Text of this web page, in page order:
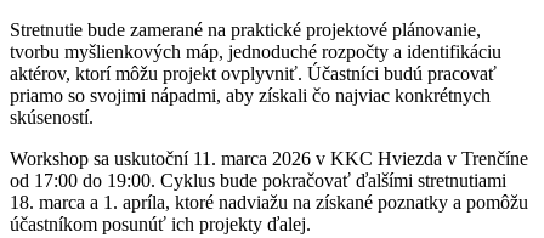
Stretnutie bude zamerané na praktické projektové plánovanie,
tvorbu myšlienkových máp, jednoduché rozpočty a identifikáciu
aktérov, ktorí môžu projekt ovplyvniť. Účastníci budú pracovať
priamo so svojimi nápadmi, aby získali čo najviac konkrétnych
skúseností.
Workshop sa uskutoční 11. marca 2026 v KKC Hviezda v Trenčíne
od 17:00 do 19:00. Cyklus bude pokračovať ďalšími stretnutiami
18. marca a 1. apríla, ktoré nadviažu na získané poznatky a pomôžu
účastníkom posunúť ich projekty ďalej.